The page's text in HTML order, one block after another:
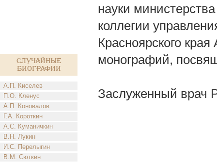
Случайные
биографии
А.П. Киселев
П.О. Кленус
А.П. Коновалов
Г.А. Короткин
А.С. Куманичкин
В.Н. Лукин
И.С. Перелыгин
В.М. Сюткин
науки
коллегии
Красноярского
монографий,
Заслуженный врач